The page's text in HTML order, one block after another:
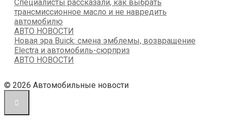
Специалисты рассказали, как выбрать
трансмиссионное масло и не навредить
автомобилю
АВТО НОВОСТИ
Новая эра Buick: смена эмблемы, возвращение
Electra и автомобиль-сюрприз
АВТО НОВОСТИ
© 2026 Автомобильные новости